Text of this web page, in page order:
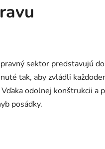
sektor predstavujú
tak, aby zvládli
odolnej konštrukcii
posádky.